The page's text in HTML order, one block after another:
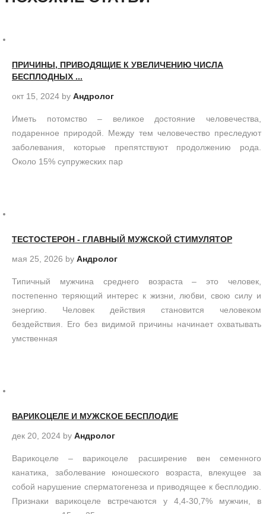
ПРИЧИНЫ, ПРИВОДЯЩИЕ К УВЕЛИЧЕНИЮ ЧИСЛА
БЕСПЛОДНЫХ ...
окт 15, 2024 by Андролог
Иметь потомство – великое достояние человечества,
подаренное природой. Между тем человечество преследуют
заболевания, которые препятствуют продолжению рода.
Около 15% супружеских пар
ТЕСТОСТЕРОН - ГЛАВНЫЙ МУЖСКОЙ СТИМУЛЯТОР
мая 25, 2026 by Андролог
Типичный мужчина среднего возраста – это человек,
постепенно теряющий интерес к жизни, любви, свою силу и
энергию. Человек действия становится человеком
бездействия. Его без видимой причины начинает охватывать
умственная
ВАРИКОЦЕЛЕ И МУЖСКОЕ БЕСПЛОДИЕ
дек 20, 2024 by Андролог
Варикоцеле – варикоцеле расширение вен семенного
канатика, заболевание юношеского возраста, влекущее за
собой нарушение сперматогенеза и приводящее к бесплодию.
Признаки варикоцеле встречаются у 4,4-30,7% мужчин, в